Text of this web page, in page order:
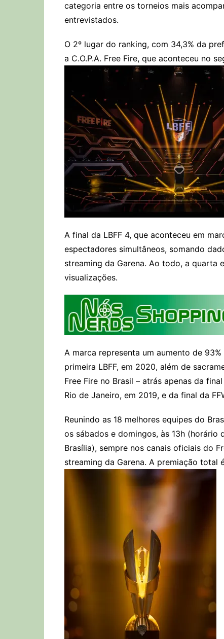
categoria entre os torneios mais
entrevistados.
O 2º lugar do ranking, com 34,3% da
a C.O.P.A. Free Fire, que aconteceu no
A final da LBFF 4, que aconteceu em
espectadores simultâneos, somando
streaming da Garena. Ao todo, a quarta
visualizações.
A marca representa um aumento de
primeira LBFF, em 2020, além de
Free Fire no Brasil – atrás apenas da
Rio de Janeiro, em 2019, e da final da
Reunindo as 18 melhores equipes do
os sábados e domingos, às 13h (horário
Brasília), sempre nos canais oficiais do
streaming da Garena. A premiação total